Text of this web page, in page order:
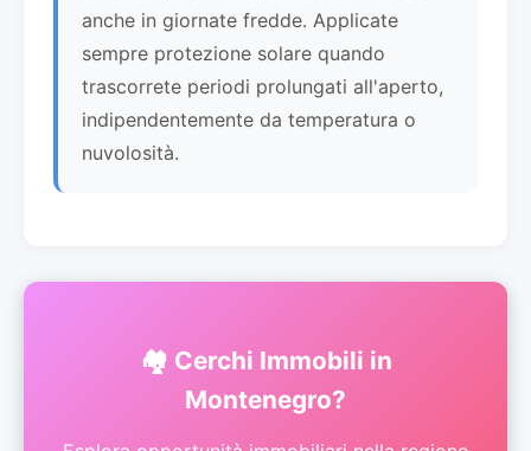
anche in giornate fredde. Applicate
sempre protezione solare quando
trascorrete periodi prolungati all'aperto,
indipendentemente da temperatura o
nuvolosità.
🏘️ Cerchi Immobili in
Montenegro?